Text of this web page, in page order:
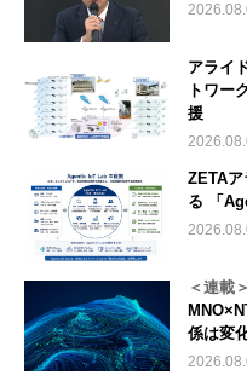
アライ
トワー
援
ZETA
る 「
＜連載
係は変